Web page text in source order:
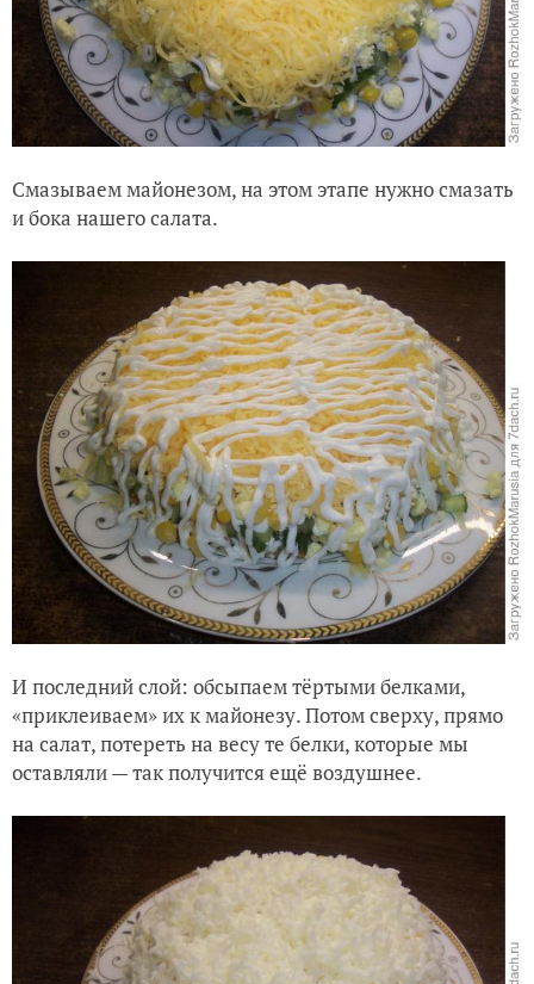
Смазываем майонезом, на этом этапе нужно смазать
и бока нашего салата.
И последний слой: обсыпаем тёртыми белками,
«приклеиваем» их к майонезу. Потом сверху, прямо
на салат, потереть на весу те белки, которые мы
оставляли — так получится ещё воздушнее.